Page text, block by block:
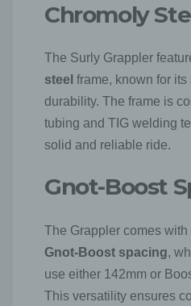
Chromoly
The Surly Grappler
steel frame, known for its
durability. The frame is
tubing and TIG welding
solid and reliable ride.
Gnot-Boost
The Grappler comes with
Gnot-Boost spacing,
use either 142mm or
This versatility ensures